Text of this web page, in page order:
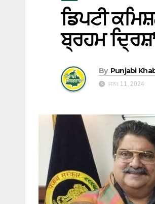
ਡਿਪਟੀ
ਬ੍ਰਹਮ
By Punjabi
ਜਨਃ 11, 2024